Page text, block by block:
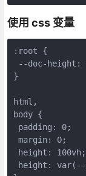
使用 css 变量
:root {
--doc-height:
}
html,
body {
padding: 0;
margin: 0;
height:
height: var(--